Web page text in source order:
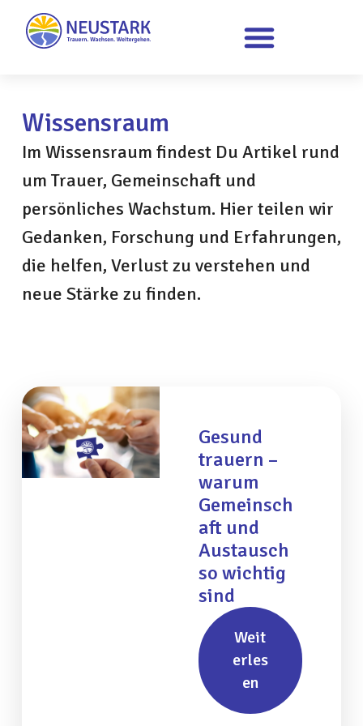
Wissensraum
Im Wissensraum findest Du Artikel rund
um Trauer, Gemeinschaft und
persönliches Wachstum. Hier teilen wir
Gedanken, Forschung und Erfahrungen,
die helfen, Verlust zu verstehen und
neue Stärke zu finden.
Gesund
trauern –
warum
Gemeinsch
aft und
Austausch
so wichtig
sind
Weit
erles
en